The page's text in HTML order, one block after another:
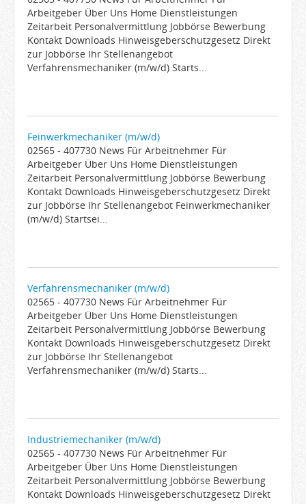
Arbeitgeber Über Uns Home Dienstleistungen
Zeitarbeit Personalvermittlung Jobbörse Bewerbung
Kontakt Downloads Hinweisgeberschutzgesetz Direkt
zur Jobbörse Ihr Stellenangebot
Verfahrensmechaniker (m/w/d) Starts...
Feinwerkmechaniker (m/w/d)
02565 - 407730 News Für Arbeitnehmer Für
Arbeitgeber Über Uns Home Dienstleistungen
Zeitarbeit Personalvermittlung Jobbörse Bewerbung
Kontakt Downloads Hinweisgeberschutzgesetz Direkt
zur Jobbörse Ihr Stellenangebot Feinwerkmechaniker
(m/w/d) Startsei...
Verfahrensmechaniker (m/w/d)
02565 - 407730 News Für Arbeitnehmer Für
Arbeitgeber Über Uns Home Dienstleistungen
Zeitarbeit Personalvermittlung Jobbörse Bewerbung
Kontakt Downloads Hinweisgeberschutzgesetz Direkt
zur Jobbörse Ihr Stellenangebot
Verfahrensmechaniker (m/w/d) Starts...
Industriemechaniker (m/w/d)
02565 - 407730 News Für Arbeitnehmer Für
Arbeitgeber Über Uns Home Dienstleistungen
Zeitarbeit Personalvermittlung Jobbörse Bewerbung
Kontakt Downloads Hinweisgeberschutzgesetz Direkt